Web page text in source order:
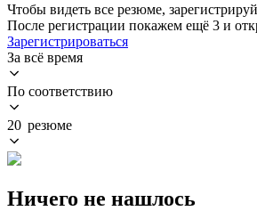
Чтобы видеть все резюме,
После регистрации покажем ещё 3 и
Зарегистрироваться
За всё время
По соответствию
20 резюме
Ничего не нашлось